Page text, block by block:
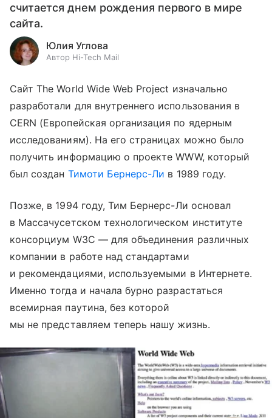
считается днем рождения первого в мире
сайта.
Юлия Углова
Автор Hi-Tech Mail
Сайт The World Wide Web Project изначально
разработали для внутреннего использования в
CERN (Европейская организация по ядерным
исследованиям). На его страницах можно было
получить информацию о проекте WWW, который
был создан Тимоти Бернерс-Ли в 1989 году.
Позже, в 1994 году, Тим Бернерс-Ли основал
в Массачусетском технологическом институте
консорциум W3C — для объединения различных
компании в работе над стандартами
и рекомендациями, используемыми в Интернете.
Именно тогда и начала бурно разрастаться
всемирная паутина, без которой
мы не представляем теперь нашу жизнь.